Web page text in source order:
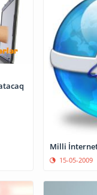
Milli
15-05-2009